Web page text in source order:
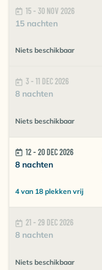
15 - 30 NOV 2026
15 nachten
Niets beschikbaar
3 - 11 DEC 2026
8 nachten
Niets beschikbaar
12 - 20 DEC 2026
8 nachten
4 van 18 plekken vrij
21 - 29 DEC 2026
8 nachten
Niets beschikbaar